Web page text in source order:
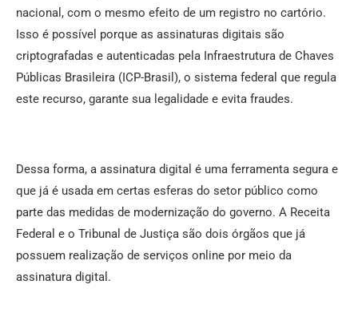
nacional, com o mesmo efeito de um registro no cartório.
Isso é possível porque as assinaturas digitais são
criptografadas e autenticadas pela Infraestrutura de Chaves
Públicas Brasileira (ICP-Brasil), o sistema federal que regula
este recurso, garante sua legalidade e evita fraudes.
Dessa forma, a assinatura digital é uma ferramenta segura e
que já é usada em certas esferas do setor público como
parte das medidas de modernização do governo. A Receita
Federal e o Tribunal de Justiça são dois órgãos que já
possuem realização de serviços online por meio da
assinatura digital.